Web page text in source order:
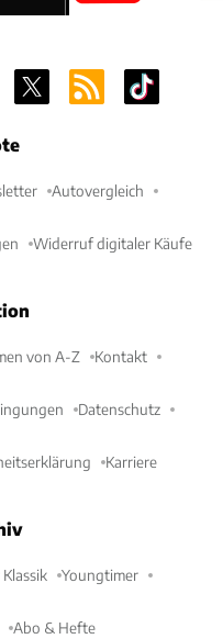
Autovergleich
Widerruf digitaler Käufe
von A-Z Kontakt
Datenschutz
Karriere
Youngtimer
Abo & Hefte